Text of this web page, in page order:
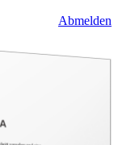
Abmelden